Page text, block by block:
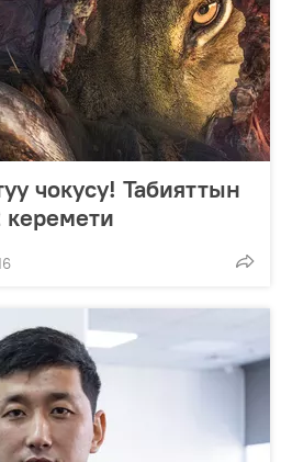
чокусу! Табияттын
керемети